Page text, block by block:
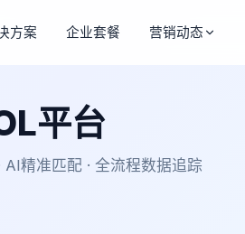
方案 企业套餐 营销动态
平台
精准匹配 · 全流程数据追踪